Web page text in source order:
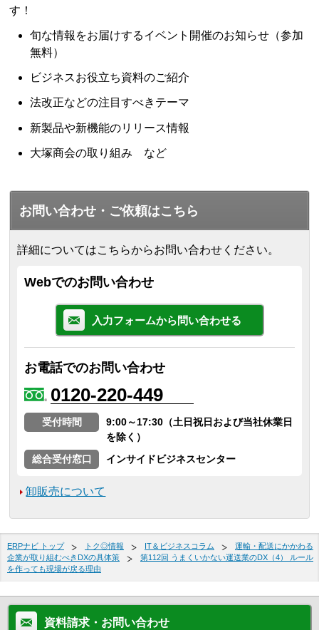
す！
旬な情報をお届けするイベント開催のお知らせ（参加
無料）
ビジネスお役立ち資料のご紹介
法改正などの注目すべきテーマ
新製品や新機能のリリース情報
大塚商会の取り組み など
お問い合わせ・ご依頼はこちら
詳細についてはこちらからお問い合わせください。
Webでのお問い合わせ
入力フォームから問い合わせる
お電話でのお問い合わせ
0120-220-449
受付時間
9:00～17:30（土日祝日および当社休業日
を除く）
総合受付窓口
インサイドビジネスセンター
卸販売について
ERPナビ トップ トク◎情報 IT＆ビジネスコラム
運輸・配送にかかわる
企業が取り組むべきDXの具体策
第112回 うまくいかない運送業のDX（4） ルール
を作っても現場が戻る理由
資料請求・お問い合わせ